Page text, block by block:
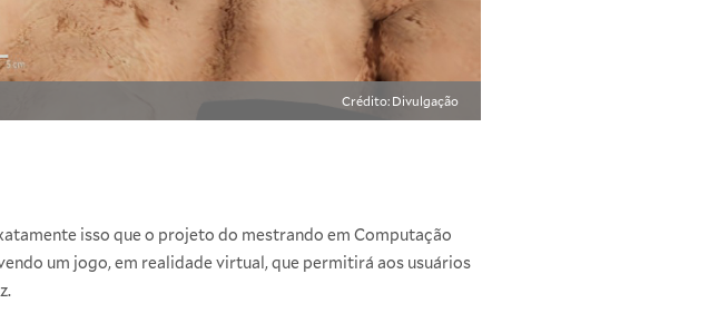
Crédito: Divulgação
isso que o projeto do mestrando em Computação
um jogo, em realidade virtual, que permitirá aos usuários